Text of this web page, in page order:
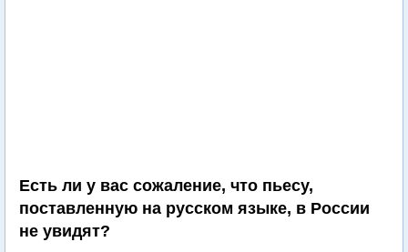
Есть ли у вас сожаление, что пьесу,
поставленную на русском языке, в России
не увидят?